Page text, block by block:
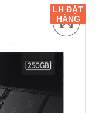
LH ĐẶT
HÀNG